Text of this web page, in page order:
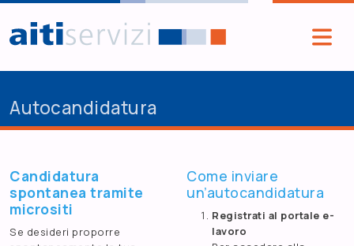
Salta al contenuto principale
Autocandidatura
Candidatura
spontanea tramite
micrositi
Se desideri proporre
Come inviare
un’autocandidatura
Registrati al portale e-
lavoro